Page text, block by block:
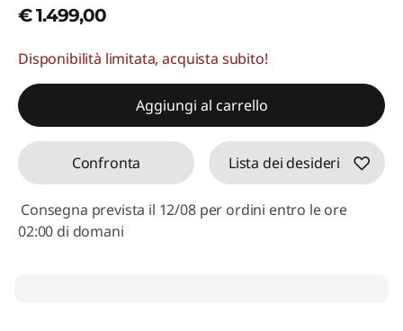
€ 1.499,00
Disponibilità limitata, acquista subito!
Aggiungi al carrello
Confronta Lista dei desideri
Consegna prevista il 12/08 per ordini entro le ore
02:00 di domani